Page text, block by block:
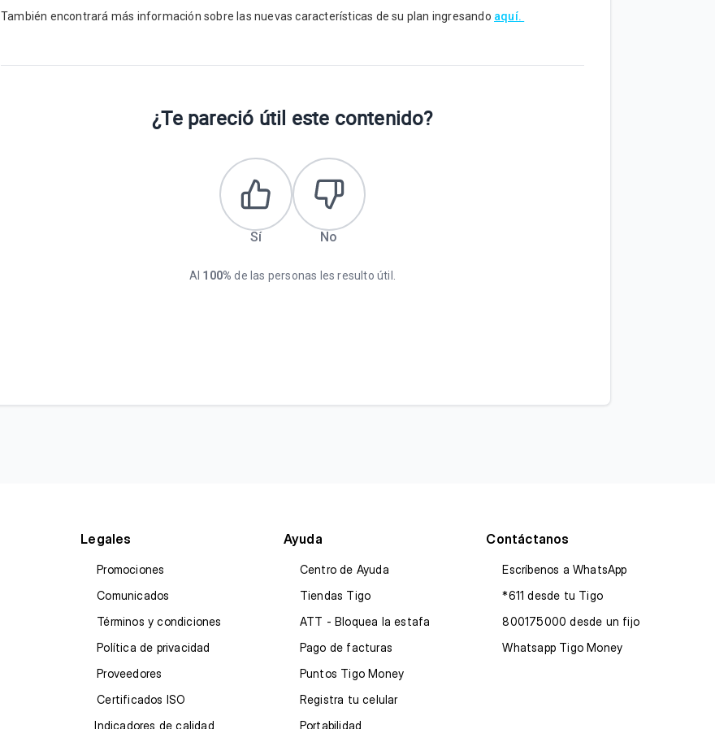
También encontrará más información sobre las nuevas características de su plan ingresando aquí.
¿Te pareció útil este contenido?
Sí No
Al 100% de las personas les resulto útil.
Legales
Promociones
Comunicados
Términos y condiciones
Política de privacidad
Proveedores
Certificados ISO
Indicadores de calidad
Ayuda
Centro de Ayuda
Tiendas Tigo
ATT - Bloquea la estafa
Pago de facturas
Puntos Tigo Money
Registra tu celular
Portabilidad
Contáctanos
Escríbenos a WhatsApp
*611 desde tu Tigo
800175000 desde un fijo
Whatsapp Tigo Money